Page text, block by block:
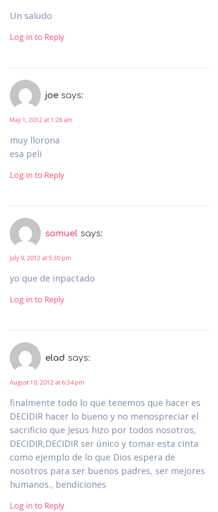
Un saludo
Log in to Reply
joe says:
May 1, 2012 at 1:28 am
muy llorona
esa peli
Log in to Reply
samuel says:
July 9, 2012 at 5:30 pm
yo que de inpactado
Log in to Reply
elad says:
August 10, 2012 at 6:34 pm
finalmente todo lo que tenemos que hacer es
DECIDIR hacer lo bueno y no menospreciar el
sacrificio que Jesus hizo por todos nosotros,
DECIDIR,DECIDIR ser único y tomar esta cinta
como ejemplo de lo que Dios espera de
nosotros para ser buenos padres, ser mejores
humanos., bendiciones
Log in to Reply